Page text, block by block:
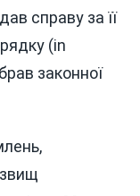
справу за її
(in
законної